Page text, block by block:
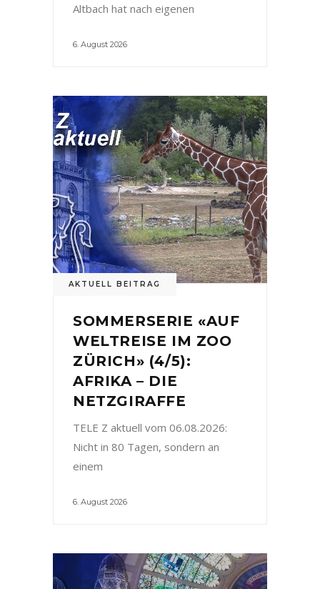
Altbach hat nach eigenen
6. August 2026
AKTUELL BEITRAG
SOMMERSERIE «AUF
WELTREISE IM ZOO
ZÜRICH» (4/5):
AFRIKA – DIE
NETZGIRAFFE
TELE Z aktuell vom 06.08.2026:
Nicht in 80 Tagen, sondern an
einem
6. August 2026